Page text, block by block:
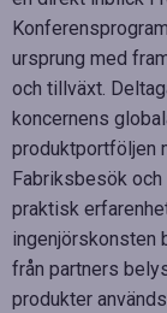
ursprung med
och tillväxt.
koncernens
produktportföljen
Fabriksbesök
praktisk
ingenjörskonsten
från partners
produkter